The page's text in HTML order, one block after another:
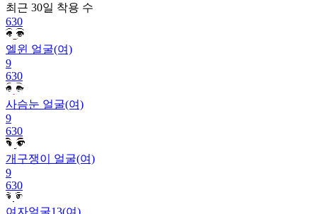
최근 30일 착용 수
630
엘윈 얼굴(여)
9
630
사슴눈 얼굴(여)
9
630
개구쟁이 얼굴(여)
9
630